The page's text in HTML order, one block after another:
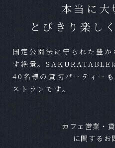
可能です。条件によっ
がございますが、お気
Ｑ 準備期間はどれほどか
Ａ 結婚式までに最短であ
す。
気候の良いシーズンや
本当に大
とびきり楽し
国定公園法に守られた豊
す絶景。SAKURATABLE
40名様の貸切パーティー
ストランです。
カフェ営業・
に関するお